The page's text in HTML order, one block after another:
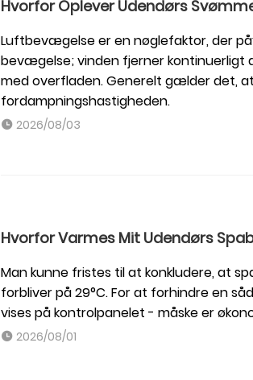
Hvorfor Oplever Udendørs
Luftbevægelse er en nøglefaktor, der
bevægelse; vinden fjerner kontinuerligt
med overfladen. Generelt gælder det,
fordampningshastigheden.
2026/08/03
Hvorfor Varmes Mit Udendørs
Man kunne fristes til at konkludere, at
forbliver på 29°C. For at forhindre en
vises på kontrolpanelet - måske er
2026/08/01